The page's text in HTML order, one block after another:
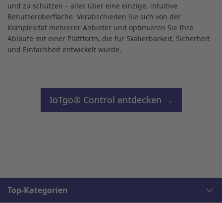
und zu schützen – alles über eine einzige, intuitive
Benutzeroberfläche. Verabschieden Sie sich von der
Komplexität mehrerer Anbieter und optimieren Sie Ihre
Abläufe mit einer Plattform, die für Skalierbarkeit, Sicherheit
und Einfachheit entwickelt wurde.
IoTgo® Control entdecken →
Top-Kategorien